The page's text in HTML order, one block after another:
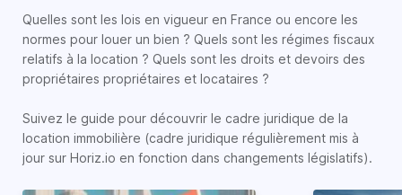
Quelles sont les lois en vigueur en France ou encore les
normes pour louer un bien ? Quels sont les régimes fiscaux
relatifs à la location ? Quels sont les droits et devoirs des
propriétaires propriétaires et locataires ?
Suivez le guide pour découvrir le cadre juridique de la
location immobilière (cadre juridique régulièrement mis à
jour sur Horiz.io en fonction dans changements législatifs).